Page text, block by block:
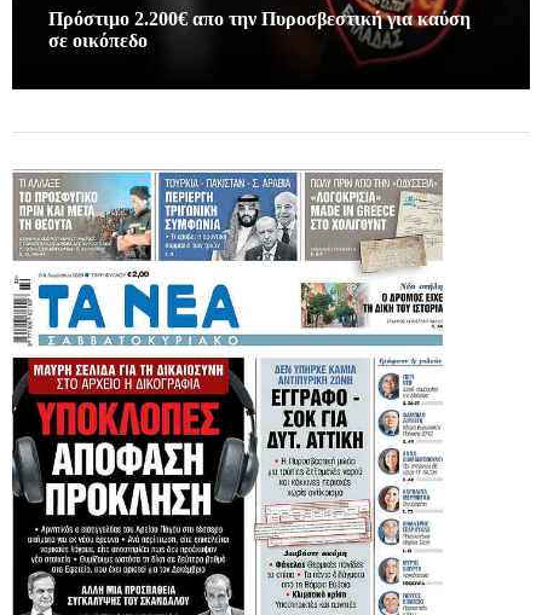
Πρόστιμο 2.200€ απο την Πυροσβεστική για καύση
σε οικόπεδο